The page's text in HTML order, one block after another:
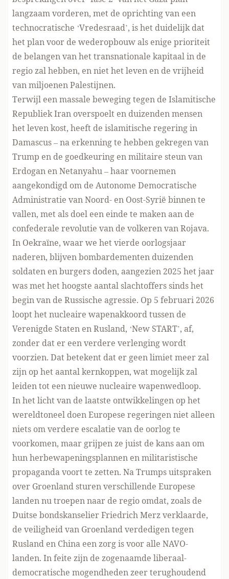
langzaam vorderen, met de oprichting van een
technocratische ‘Vredesraad’, is het duidelijk dat
het plan voor de wederopbouw als enige prioriteit
de belangen van het transnationale kapitaal in de
regio zal hebben, en niet het leven en de vrijheid
van miljoenen Palestijnen.
Terwijl een massale beweging tegen de Islamitische
Republiek Iran overspoelt en duizenden mensen
het leven kost, heeft de islamitische regering in
Damascus – na erkenning te hebben gekregen van
Trump en de goedkeuring en militaire steun van
Erdogan en Netanyahu – haar voornemen
aangekondigd om de Autonome Democratische
Administratie van Noord- en Oost-Syrië binnen te
vallen, met als doel een einde te maken aan de
confederale revolutie van de volkeren van Rojava.
In Oekraïne, waar we het vierde oorlogsjaar
naderen, blijven bombardementen duizenden
soldaten en burgers doden, aangezien 2025 het jaar
was met het hoogste aantal slachtoffers sinds het
begin van de Russische agressie. Op 5 februari 2026
loopt het nucleaire wapenakkoord tussen de
Verenigde Staten en Rusland, ‘New START’, af,
zonder dat er een verdere verlenging wordt
voorzien. Dat betekent dat er geen limiet meer zal
zijn op het aantal kernkoppen, wat mogelijk zal
leiden tot een nieuwe nucleaire wapenwedloop.
In het licht van de laatste ontwikkelingen op het
wereldtoneel doen Europese regeringen niet alleen
niets om verdere escalatie van de oorlog te
voorkomen, maar grijpen ze juist de kans aan om
hun herbewapeningsplannen en militaristische
propaganda voort te zetten. Na Trumps uitspraken
over Groenland sturen verschillende Europese
landen nu troepen naar de regio omdat, zoals de
Duitse bondskanselier Friedrich Merz verklaarde,
de veiligheid van Groenland verdedigen tegen
Rusland en China een zorg is voor alle NAVO-
landen. In feite zijn de zogenaamde liberaal-
democratische mogendheden zeer terughoudend